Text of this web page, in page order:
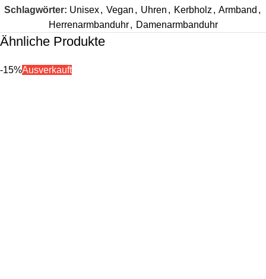
Schlagwörter: Unisex, Vegan , Uhren , Kerbholz , Armband ,
Herrenarmbanduhr , Damenarmbanduhr
Ähnliche Produkte
-15%Ausverkauft